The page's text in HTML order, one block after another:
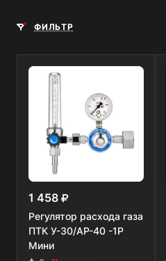
ФИЛЬТР
1 458
Регулятор расхода газа
ПТК У-30/АР-40 -1Р
Мини